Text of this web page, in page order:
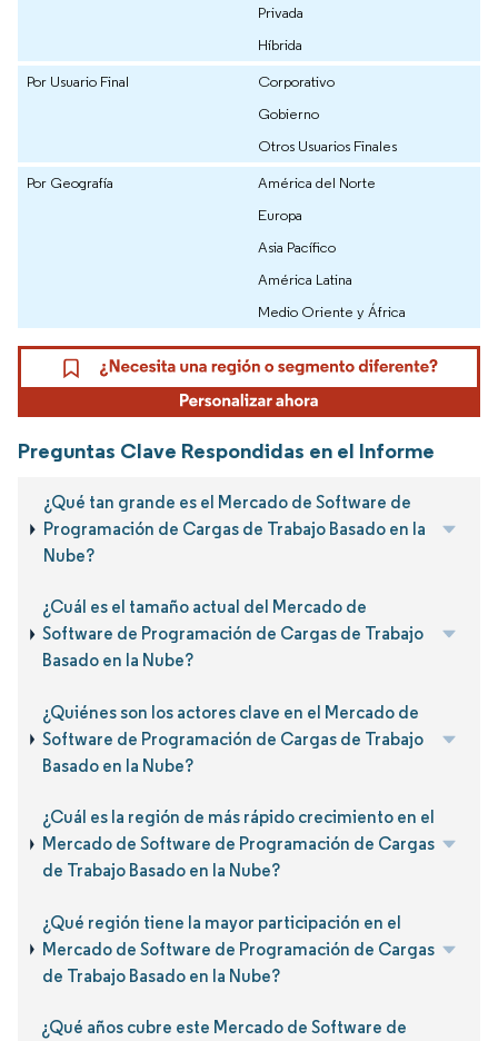
Privada
Híbrida
Por Usuario Final
Corporativo
Gobierno
Otros Usuarios Finales
Por Geografía
América del Norte
Europa
Asia Pacífico
América Latina
Medio Oriente y África
Preguntas Clave Respondidas en el Informe
¿Qué tan grande es el Mercado de Software de
Programación de Cargas de Trabajo Basado en la
Nube?
¿Cuál es el tamaño actual del Mercado de
Software de Programación de Cargas de Trabajo
Basado en la Nube?
¿Quiénes son los actores clave en el Mercado de
Software de Programación de Cargas de Trabajo
Basado en la Nube?
¿Cuál es la región de más rápido crecimiento en el
Mercado de Software de Programación de Cargas
de Trabajo Basado en la Nube?
¿Qué región tiene la mayor participación en el
Mercado de Software de Programación de Cargas
de Trabajo Basado en la Nube?
¿Qué años cubre este Mercado de Software de